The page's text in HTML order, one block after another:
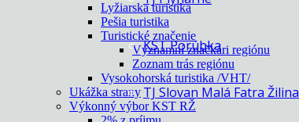
KST Porúbka
TJ Slovan Malá Fatra Žilina
Lyžiarska turistika
Pešia turistika
Turistické značenie
Významní značkári regiónu
Zoznam trás regiónu
Vysokohorská turistika /VHT/
Ukážka strany
Výkonný výbor KST RŽ